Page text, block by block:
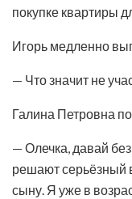
покупке квартиры
Игорь медленно
— Что значит не
Галина Петровна
— Олечка, давай
решают серьёзный
сыну. Я уже в